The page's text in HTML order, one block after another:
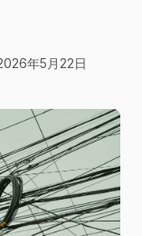
年5月22日